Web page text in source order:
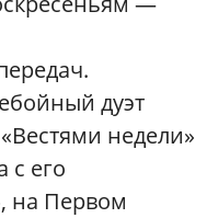
дуэт
недели»
с его
на Первом